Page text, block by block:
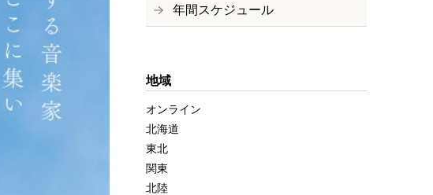
年間スケジュール
地域
オンライン
北海道
東北
関東
北陸